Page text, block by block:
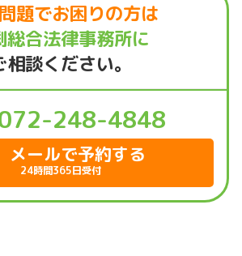
題でお困りの方は
総合法律事務所に
相談ください。
248-4848
メールで予約する
24時間365日受付